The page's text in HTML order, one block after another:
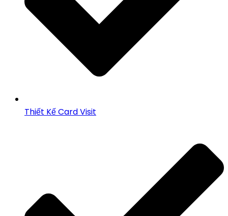
Thiết Kế Card Visit